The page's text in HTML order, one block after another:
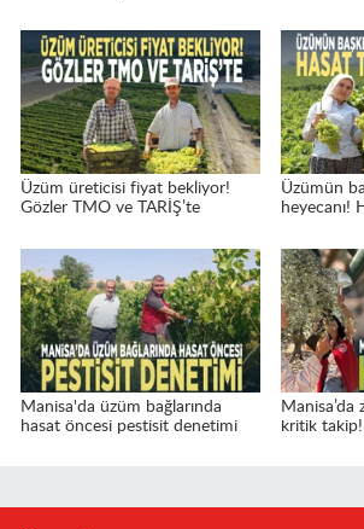
Üzüm üreticisi fiyat bekliyor!
Gözler TMO ve TARİŞ’te
Üzümün
heyecanı!
Manisa'da üzüm bağlarında
hasat öncesi pestisit denetimi
kritik takip!